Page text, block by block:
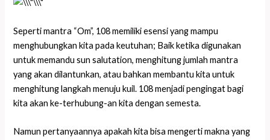
Seperti mantra “Om”, 108 memiliki esensi yang mampu
menghubungkan kita pada keutuhan; Baik ketika digunakan
untuk memandu sun salutation, menghitung jumlah mantra
yang akan dilantunkan, atau bahkan membantu kita untuk
menghitung langkah menuju kuil. 108 menjadi pengingat bagi
kita akan ke-terhubung-an kita dengan semesta.
Namun pertanyaannya apakah kita bisa mengerti makna yang